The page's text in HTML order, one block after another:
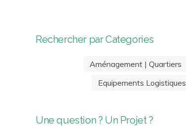
Rechercher par Categories
Aménagement | Quartiers
Equipements Logistiques
Une question ? Un Projet ?